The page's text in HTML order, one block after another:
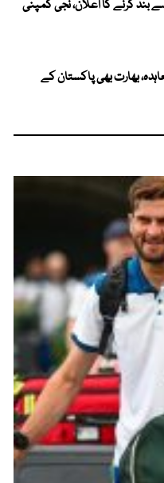
11 اگست سے بند کرنے کا اعلان، نجی کمپنی
بھارت بھی پاکستان کے